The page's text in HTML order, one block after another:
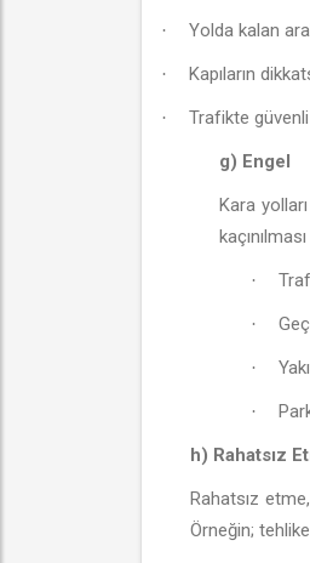
· Yolda kalan
· Kapıların
·
Trafikte
g) Engel
Kara
·
·
·
·
h) Rahatsız
Rahatsız
Örneğin;